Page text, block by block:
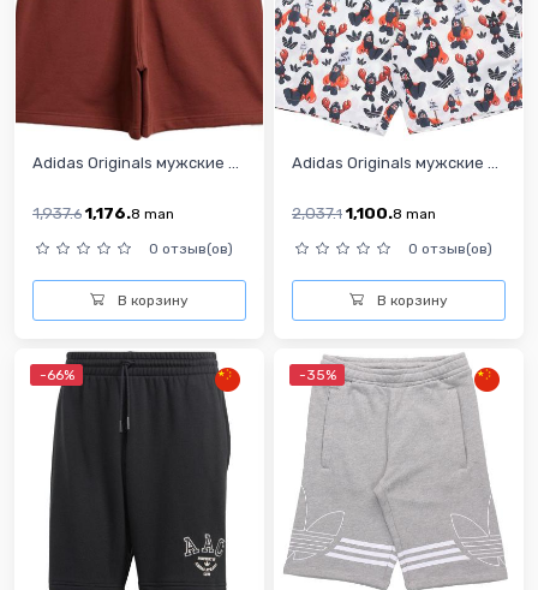
Adidas Originals мужские ...
1,937.6 1,176.8 man
0 отзыв(ов)
В корзину
Adidas Originals мужские ...
2,037.1 1,100.8 man
0 отзыв(ов)
В корзину
-66% -35%